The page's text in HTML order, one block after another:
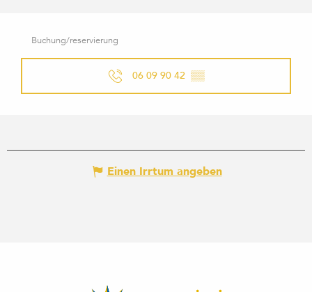
Buchung/reservierung
06 09 90 42 ▒▒
Einen Irrtum angeben